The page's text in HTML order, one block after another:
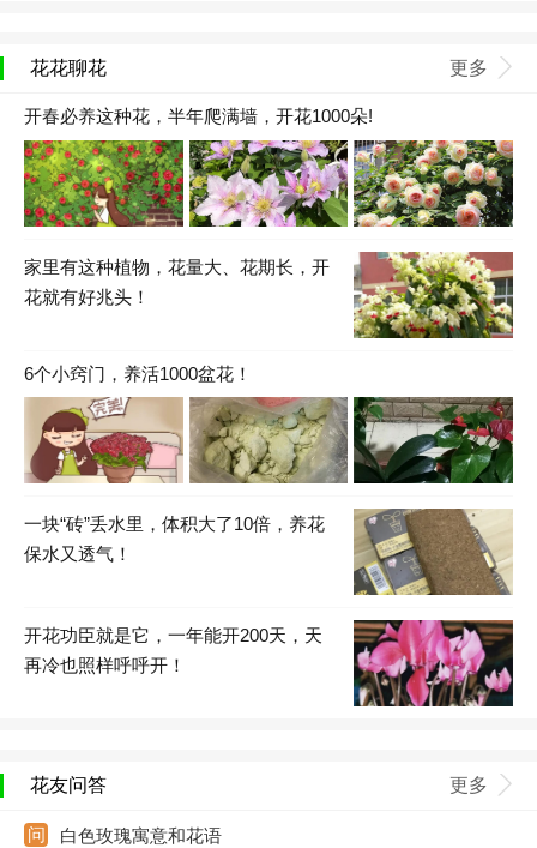
花花聊花 更多
开春必养这种花，半年爬满墙，开花1000朵!
家里有这种植物，花量大、花期长，开
花就有好兆头！
6个小窍门，养活1000盆花！
一块“砖”丢水里，体积大了10倍，养花
保水又透气！
开花功臣就是它，一年能开200天，天
再冷也照样呼呼开！
花友问答 更多
白色玫瑰寓意和花语